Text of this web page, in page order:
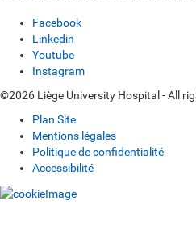
Facebook
Linkedin
Youtube
Instagram
©2026 Liège University Hospital - All
Plan Site
Mentions légales
Politique de confidentialité
Accessibilité